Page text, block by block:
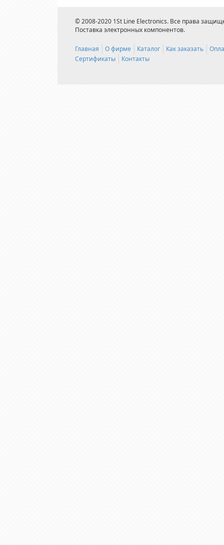
© 2008-2020 1St Line Electronics. Все права
Поставка электронных компонентов.
Главная О фирме Каталог Как заказать
Сертификаты
Контакты